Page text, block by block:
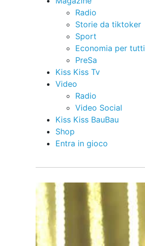
Radio
Storie da tiktoker
Sport
Economia per tutti
PreSa
Kiss Kiss Tv
Video
Radio
Video Social
Kiss Kiss BauBau
Shop
Entra in gioco